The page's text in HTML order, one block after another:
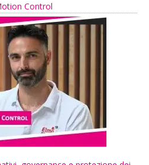
Control